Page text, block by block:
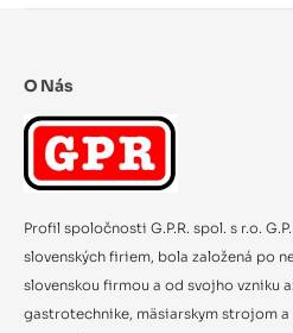
O Nás
Profil spoločnosti G.P.R. spol. s r.o.
slovenských firiem, bola založená po
slovenskou firmou a od svojho vzniku
gastrotechnike, mäsiarskym strojom